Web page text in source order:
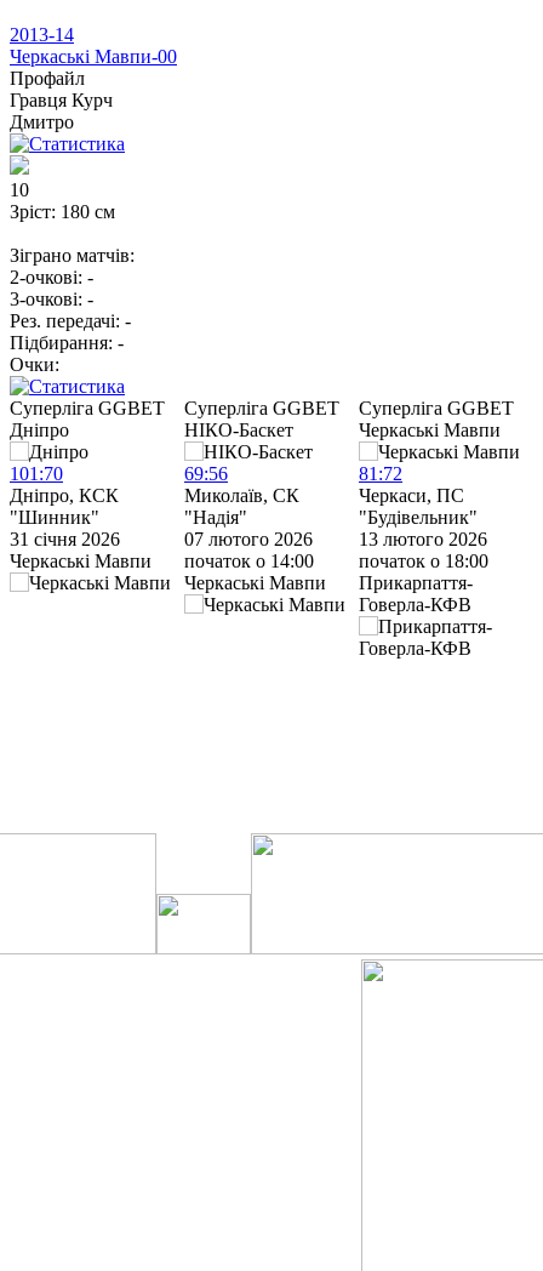
2013-14
Черкаські Мавпи-00
Профайл
Гравця Курч
Дмитро
10
Зріст: 180 см
Зіграно матчів:
2-очкові: -
3-очкові: -
Рез. передачі: -
Підбирання: -
Очки:
Cуперліга GGBET
Дніпро
101 :70
Дніпро, КСК
"Шинник"
31 січня 2026
Черкаські Мавпи
Cуперліга GGBET
НІКО-Баскет
69:56
Миколаїв, СК
"Надія"
07 лютого 2026
початок о 14:00
Черкаські Мавпи
Cуперліга GGBET
Черкаські Мавпи
81 :72
Черкаси, ПС
"Будівельник"
13 лютого 2026
початок о 18:00
Прикарпаття-
Говерла-КФВ